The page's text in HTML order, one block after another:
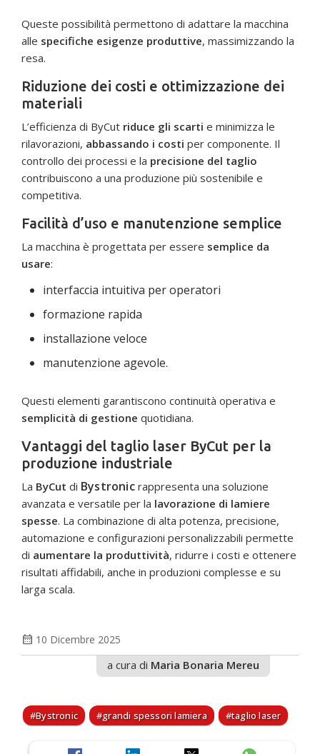
Queste possibilità permettono di adattare la macchina
alle specifiche esigenze produttive, massimizzando la
resa.
Riduzione dei costi e ottimizzazione dei
materiali
L’efficienza di ByCut riduce gli scarti e minimizza le
rilavorazioni, abbassando i costi per componente. Il
controllo dei processi e la precisione del taglio
contribuiscono a una produzione più sostenibile e
competitiva.
Facilità d’uso e manutenzione semplice
La macchina è progettata per essere semplice da
usare:
interfaccia intuitiva per operatori
formazione rapida
installazione veloce
manutenzione agevole.
Questi elementi garantiscono continuità operativa e
semplicità di gestione quotidiana.
Vantaggi del taglio laser ByCut per la
produzione industriale
La ByCut di Bystronicrappresenta una soluzione
avanzata e versatile per la lavorazione di lamiere
spesse. La combinazione di alta potenza, precisione,
automazione e configurazioni personalizzabili permette
di aumentare la produttività, ridurre i costi e ottenere
risultati affidabili, anche in produzioni complesse e su
larga scala.
calendar_month 10 Dicembre 2025
a cura di Maria Bonaria Mereu
Bystronic grandi spessori lamiera taglio laser